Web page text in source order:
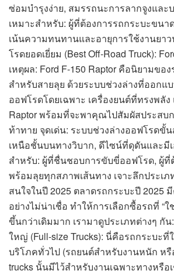
ซ่อมบำรุงง่าย, สมรรถนะการลากจูงและ
เหมาะสำหรับ: ผู้ที่ต้องการรถกระบะขนา
เน้นความทนทานและอายุการใช้งานยา
โรดยอดเยี่ยม (Best Off-Road Truck):
เหตุผล: Ford F-150 Raptor คือนิยามขอ
สำหรับสายลุย ด้วยระบบช่วงล่างที่ออกแ
ออฟโรดโดยเฉพาะ เครื่องยนต์ที่ทรงพ
Raptor พร้อมที่จะพาคุณไปสัมผัสประส
ท้าทาย จุดเด่น: ระบบช่วงล่างออฟโรดขั้
เหนือชั้นบนทางวิบาก, ดีไซน์ที่ดุดันและมี
สำหรับ: ผู้ที่ชื่นชอบการขับขี่ออฟโรด, ผู้ที่
พร้อมลุยทุกสภาพเส้นทาง เจาะลึกประเ
สนใจในปี 2025 ตลาดรถกระบะปี 2025
อย่างไม่น่าเชื่อ ทำให้การเลือกซื้อรถที่ “
ขึ้นกว่าเดิมมาก เรามาดูประเภทต่างๆ กั
ใหญ่ (Full-size Trucks): นี่คือรถกระบะ
บริโภคทั่วไป (รถยนต์สำหรับงานหนัก หรื
trucks นั้นมีไว้สำหรับงานเฉพาะทางหรื